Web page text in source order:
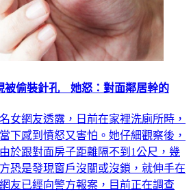
被偷裝針孔 她怒：對面鄰居幹的
女網友透露，日前在家裡洗廁所時，
下感到憤怒又害怕。她仔細觀察後，
於跟對面房子距離隔不到1公尺，幾
恐是發現窗戶沒關或沒鎖，就伸手在
友已經向警方報案，目前正在調查